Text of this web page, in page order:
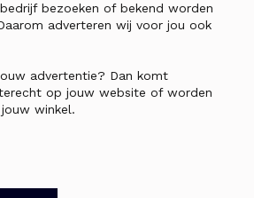
bezoeken of bekend worden
adverteren wij voor jou ook
advertentie? Dan komt
op jouw website of worden
winkel.